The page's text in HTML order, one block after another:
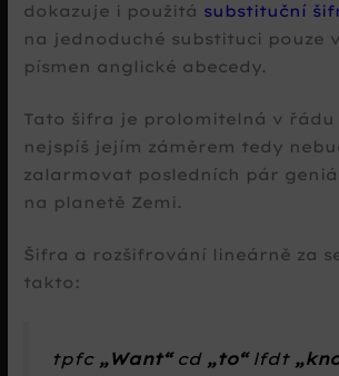
dokazuje i použitá substituční
na jednoduché substituci pouze
písmen anglické abecedy.
Tato šifra je prolomitelná v řádu
nejspíš jejím záměrem tedy
zalarmovat posledních pár
na planetě Zemi.
Šifra a rozšifrování lineárně za
takto:
tpfc Want cd to lfdt